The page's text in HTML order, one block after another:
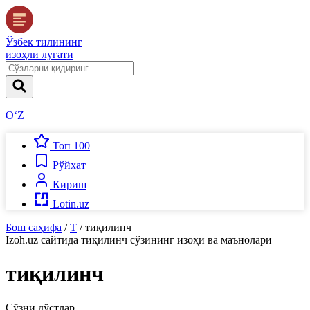
Ўзбек тилининг
изоҳли луғати
O‘Z
Топ 100
Рўйхат
Кириш
Lotin.uz
Бош саҳифа / Т / тиқилинч
Izoh.uz сайтида тиқилинч сўзининг изоҳи ва маънолари
тиқилинч
Сўзни дўстлар